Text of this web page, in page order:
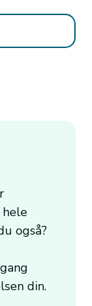
også?
din.